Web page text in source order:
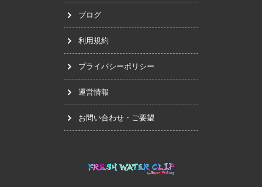
ブログ
利用規約
プライバシーポリシー
運営情報
お問い合わせ・ご要望